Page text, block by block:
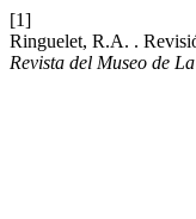
[1]
Ringuelet, R.A. .
Revista del Museo de